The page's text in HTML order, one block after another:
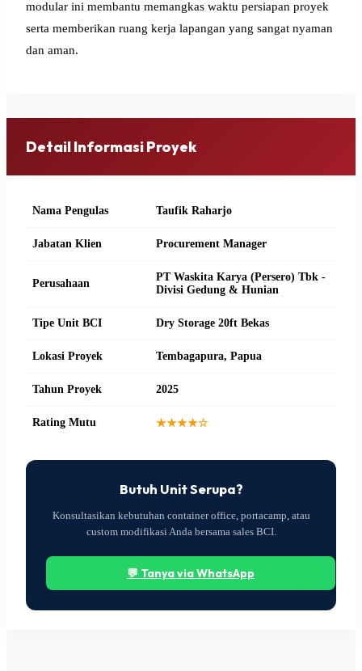
modular ini membantu memangkas waktu persiapan proyek
serta memberikan ruang kerja lapangan yang sangat nyaman
dan aman.
Detail Informasi Proyek
Nama Pengulas Taufik Raharjo
Jabatan Klien Procurement Manager
Perusahaan
PT Waskita Karya (Persero) Tbk -
Divisi Gedung & Hunian
Tipe Unit BCI Dry Storage 20ft Bekas
Lokasi Proyek Tembagapura, Papua
Tahun Proyek 2025
Rating Mutu ★★★★☆
Butuh Unit Serupa?
Konsultasikan kebutuhan container office, portacamp, atau
custom modifikasi Anda bersama sales BCI.
💬 Tanya via WhatsApp